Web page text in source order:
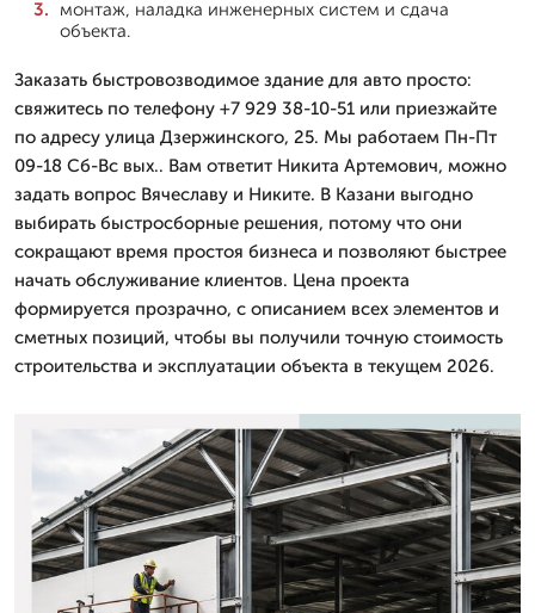
монтаж, наладка инженерных систем и сдача
объекта.
Заказать быстровозводимое здание для авто просто:
свяжитесь по телефону +7 929 38-10-51 или приезжайте
по адресу улица Дзержинского, 25. Мы работаем Пн-Пт
09-18 Сб-Вс вых.. Вам ответит Никита Артемович, можно
задать вопрос Вячеславу и Никите. В Казани выгодно
выбирать быстросборные решения, потому что они
сокращают время простоя бизнеса и позволяют быстрее
начать обслуживание клиентов. Цена проекта
формируется прозрачно, с описанием всех элементов и
сметных позиций, чтобы вы получили точную стоимость
строительства и эксплуатации объекта в текущем 2026.